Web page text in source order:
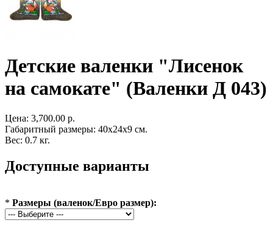
Детские валенки "Лисенок
на самокате" (Валенки Д 043)
Цена: 3,700.00 р.
Габаритный размеры: 40x24x9 см.
Вес: 0.7 кг.
Доступные варианты
* Размеры (валенок/Евро размер):